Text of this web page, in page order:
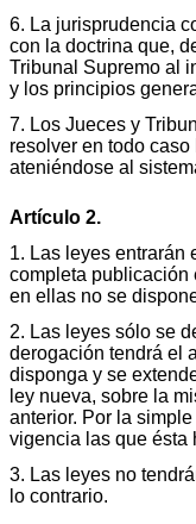
6. La jurisprudencia
con la doctrina que,
Tribunal Supremo al
y los principios
7. Los Jueces y
resolver en todo
ateniéndose al
Artículo 2.
1. Las leyes entrarán
completa publicación
en ellas no se
2. Las leyes sólo se
derogación tendrá el
disponga y se
ley nueva, sobre la
anterior. Por la
vigencia las que ésta
3. Las leyes no
lo contrario.